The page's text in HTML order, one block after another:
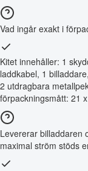
Vad ingår exakt i
Kitet innehåller: 1
laddkabel, 1
2 utdragbara
förpackningsmått: 21
Levererar billaddaren
maximal ström stöds